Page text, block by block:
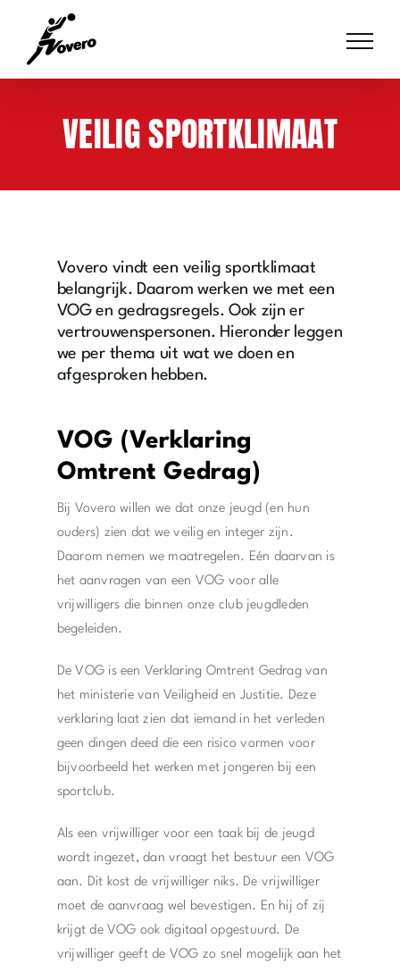
content
VEILIG SPORTKLIMAAT
Vovero vindt een veilig sportklimaat
belangrijk. Daarom werken we met een
VOG en gedragsregels. Ook zijn er
vertrouwenspersonen. Hieronder leggen
we per thema uit wat we doen en
afgesproken hebben.
VOG (Verklaring
Omtrent Gedrag)
Bij Vovero willen we dat onze jeugd (en hun
ouders) zien dat we veilig en integer zijn.
Daarom nemen we maatregelen. Eén daarvan is
het aanvragen van een VOG voor alle
vrijwilligers die binnen onze club jeugdleden
begeleiden.
De VOG is een Verklaring Omtrent Gedrag van
het ministerie van Veiligheid en Justitie. Deze
verklaring laat zien dat iemand in het verleden
geen dingen deed die een risico vormen voor
bijvoorbeeld het werken met jongeren bij een
sportclub.
Als een vrijwilliger voor een taak bij de jeugd
wordt ingezet, dan vraagt het bestuur een VOG
aan. Dit kost de vrijwilliger niks. De vrijwilliger
moet de aanvraag wel bevestigen. En hij of zij
krijgt de VOG ook digitaal opgestuurd. De
vrijwilliger geeft de VOG zo snel mogelijk aan het